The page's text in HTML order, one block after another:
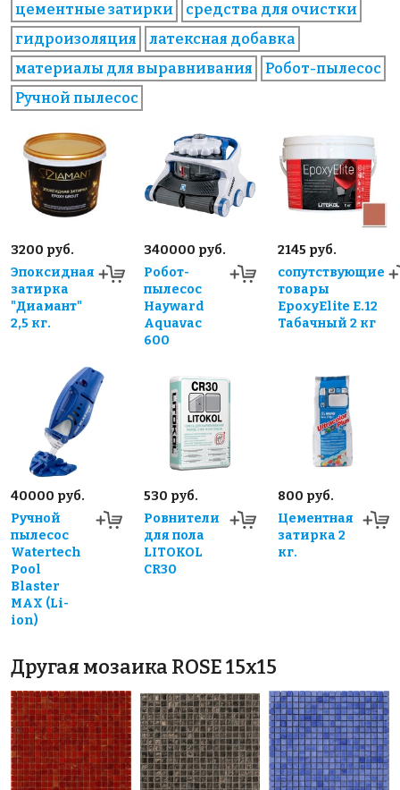
цементные затирки
средства для очистки
гидроизоляция
латексная добавка
материалы для выравнивания
Робот-пылесос
Ручной пылесос
3200 руб.
Эпоксидная
затирка
"Диамант"
2,5 кг.
340000 руб.
Робот-
пылесос
Hayward
Aquavac
600
2145 руб.
сопутствующие
товары
EpoxyElite E.12
Табачный 2 кг
40000 руб.
Ручной
пылесос
Watertech
Pool
Blaster
MAX (Li-
ion)
530 руб.
Ровнители
для пола
LITOKOL
CR30
800 руб.
Цементная
затирка 2
кг.
Другая мозаика ROSE 15x15